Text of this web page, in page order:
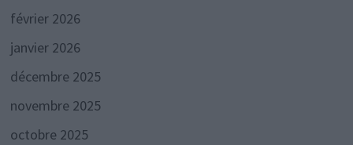
février 2026
janvier 2026
décembre 2025
novembre 2025
octobre 2025